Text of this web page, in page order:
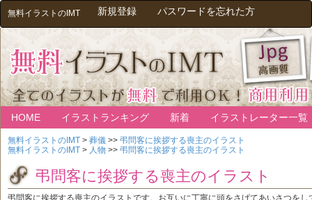
無料イラストのIMT 新規登録 パスワードを忘れた方
HOME イラストランキング 新着 イラストレーター一覧
無料イラストのIMT > 葬儀 >> 弔問客に挨拶する喪主のイラスト
無料イラストのIMT > 人物 >> 弔問客に挨拶する喪主のイラスト
弔問客に挨拶する喪主のイラスト
弔問客に挨拶する喪主のイラストです。お互いに丁寧に頭をさげてあいさつを